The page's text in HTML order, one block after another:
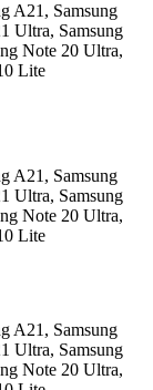
A21, Samsung
Ultra, Samsung
Note 20 Ultra,
Lite
A21 , Samsung
Ultra, Samsung
Note 20 Ultra,
Lite
A21 , Samsung
Ultra, Samsung
Note 20 Ultra,